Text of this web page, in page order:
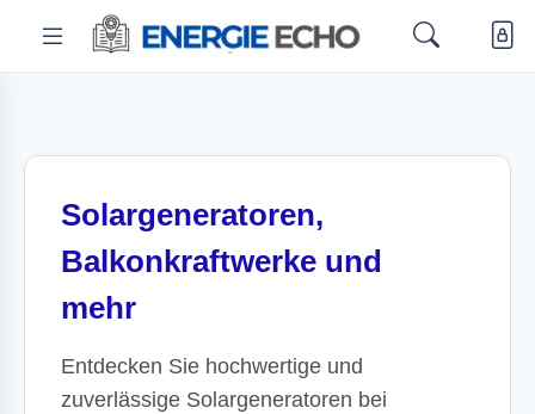
Solargeneratoren,
Balkonkraftwerke und
mehr
Entdecken Sie hochwertige und
zuverlässige Solargeneratoren bei